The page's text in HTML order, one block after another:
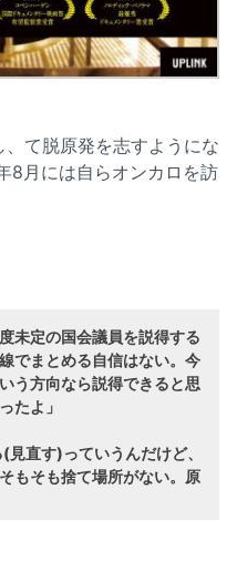
て脱原発を志すようにな
8月には自らオンカロを訪
未定の国会議員を説得する
でまとめる自信はない。今
う方向なら説得できると思
たよ」
直す)っていうんだけど、
もそも捨て場所がない。原